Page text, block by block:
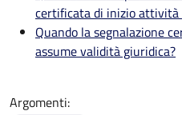
certificata di inizio attività
Quando la segnalazione
assume validità giuridica?
Argomenti: